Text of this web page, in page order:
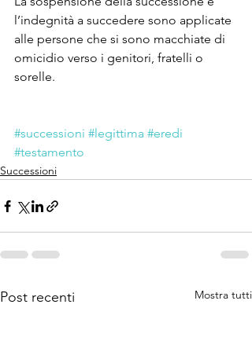
l’indegnità a succedere sono applicate
alle persone che si sono macchiate di
omicidio verso i genitori, fratelli o
sorelle.
#successioni #legittima #eredi
#testamento
Successioni
Post recenti Mostra tutti